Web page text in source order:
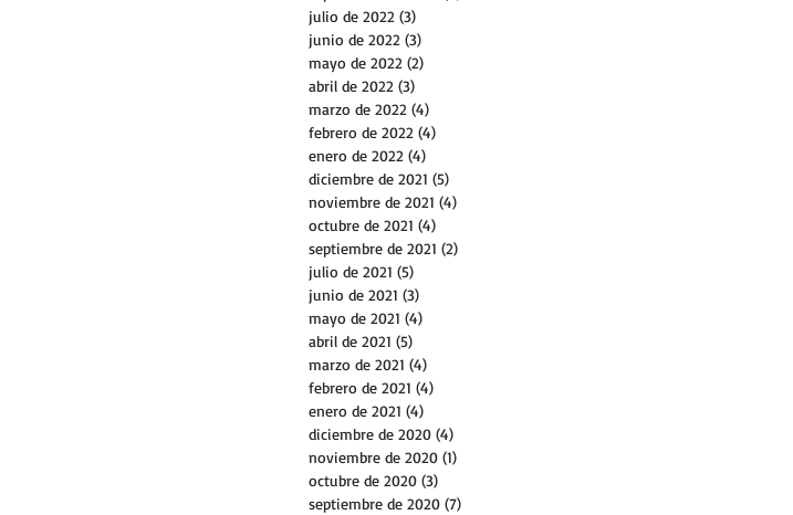
julio de 2022 (3)
junio de 2022 (3)
mayo de 2022 (2)
abril de 2022 (3)
marzo de 2022 (4)
febrero de 2022 (4)
enero de 2022 (4)
diciembre de 2021 (5)
noviembre de 2021 (4)
octubre de 2021 (4)
septiembre de 2021 (2)
julio de 2021 (5)
junio de 2021 (3)
mayo de 2021 (4)
abril de 2021 (5)
marzo de 2021 (4)
febrero de 2021 (4)
enero de 2021 (4)
diciembre de 2020 (4)
noviembre de 2020 (1)
octubre de 2020 (3)
septiembre de 2020 (7)